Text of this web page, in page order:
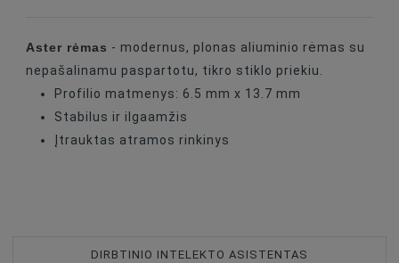
Aster rėmas - modernus, plonas aliuminio rėmas su
nepašalinamu paspartotu, tikro stiklo priekiu.
Profilio matmenys: 6.5 mm x 13.7 mm
Stabilus ir ilgaamžis
Įtrauktas atramos rinkinys
DIRBTINIO INTELEKTO ASISTENTAS